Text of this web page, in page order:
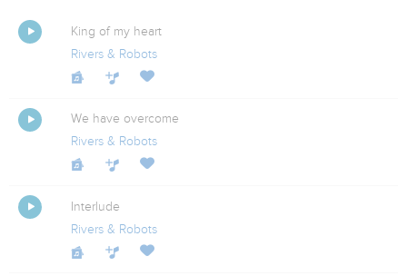
King of my heart
Rivers & Robots
We have overcome
Rivers & Robots
Interlude
Rivers & Robots